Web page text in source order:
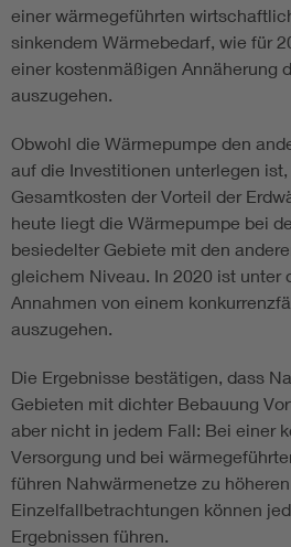
einer wärmegeführten
sinkendem Wärmebedarf, wie für
einer kostenmäßigen Annäherung
auszugehen.
Obwohl die Wärmepumpe den
auf die Investitionen unterlegen
Gesamtkosten der Vorteil der
heute liegt die Wärmepumpe bei
besiedelter Gebiete mit den
gleichem Niveau. In 2020 ist unter
Annahmen von einem
auszugehen.
Die Ergebnisse bestätigen, dass
Gebieten mit dichter Bebauung
aber nicht in jedem Fall: Bei einer
Versorgung und bei
führen Nahwärmenetze zu höheren
Einzelfallbetrachtungen können
Ergebnissen führen.